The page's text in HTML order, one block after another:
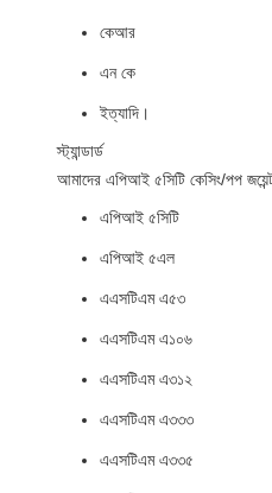
কেআর
এন কে
ইত্যাদি।
স্ট্যান্ডার্ড
আমাদের এপিআই ৫সিটি কেসিং/পপ
এপিআই ৫সিটি
এপিআই ৫এল
এএসটিএম এ৫৩
এএসটিএম এ১০৬
এএসটিএম এ৩১২
এএসটিএম এ৩৩৩
এএসটিএম এ৩৩৫